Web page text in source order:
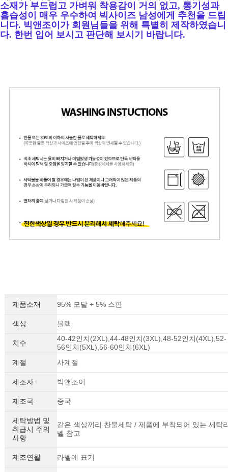
소재가 부드럽고 가벼워 착용감이 거의 없고, 통기성과
흡습성이 매우 우수하여 빅사이즈 남성에게 추천을 드립
니다. 빅앤조이가 회원님들을 위해 특별히 제작하였습니
다. 한번 입어 보시고 판단해 보시기 바랍니다.
제품소재 95% 모달 + 5% 스판
색상 블랙
치수
40-42인치(2XL),44-48인치(3XL),48-52인치(4XL),52-
56인치(5XL),56-60인치(6XL)
계절
사계절
제조자 빅앤조이
제조국 중국
세탁방법 및
취급시 주의
사항
같은 색상끼리 찬물세탁 / 제품에 부착되어 있는 세탁
벨 참고
제조연월 라벨에 표기